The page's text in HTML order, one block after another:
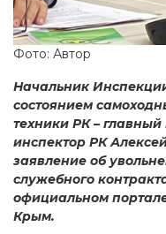
Фото: Автор
Начальник
состоянием
техники РК –
инспектор РК
заявление об
служебного
официальном
Крым.